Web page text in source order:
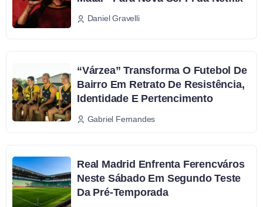
Daniel Gravelli
“Várzea” Transforma O Futebol De
Bairro Em Retrato De Resistência,
Identidade E Pertencimento
Gabriel Fernandes
Real Madrid Enfrenta Ferencváros
Neste Sábado Em Segundo Teste
Da Pré-Temporada